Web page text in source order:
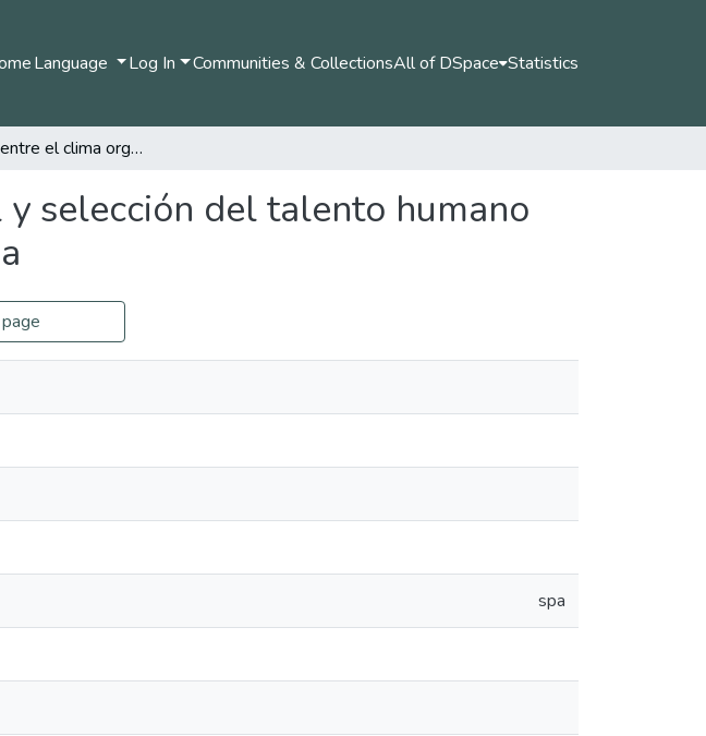
Language Log In Communities & CollectionsAll of DSpace Statistics
Relación entre el clima organizacional y selección del talento humano en la Alcaldía Municipal de Pensilvania
selección del talento humano
spa